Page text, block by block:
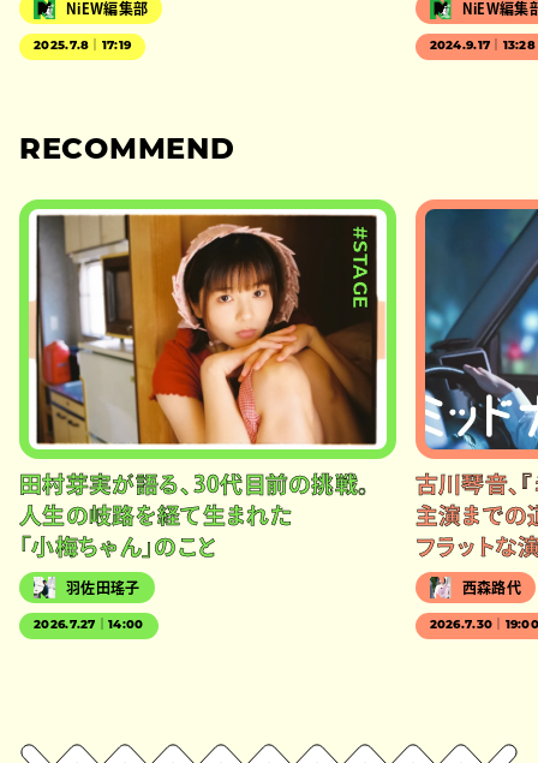
NiEW編集部
2025.7.8｜17:19
NiEW編集
2024.9.17｜13:28
RECOMMEND
#STAGE
田村芽実が語る、30代目前の挑戦。
人生の岐路を経て生まれた
「小梅ちゃん」のこと
羽佐田瑤子
2026.7.27｜14:00
古川琴音、
主演までの
フラットな
西森路代
2026.7.30｜